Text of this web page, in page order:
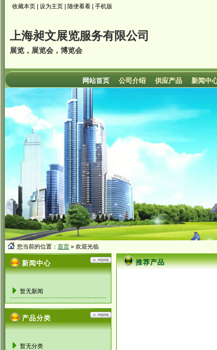
收藏本页 设为主页 随便看看 手机版
上海昶文展览服务有限公司
展览，展览会，博览会
网站首页 公司介绍 供应产品 新闻中
您当前的位置： 首页 » 欢迎光临
新闻中心
暂无新闻
产品分类
暂无分类
推荐产品